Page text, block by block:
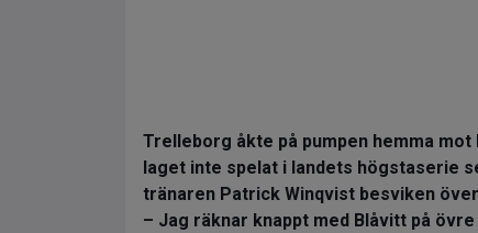
Trelleborg åkte på pumpen hemma
laget inte spelat i landets högstaserie
tränaren Patrick Winqvist besviken
– Jag räknar knappt med Blåvitt på